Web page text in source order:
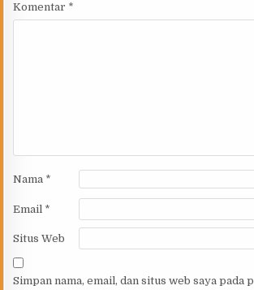
Komentar *
Nama *
Email *
Situs Web
Simpan nama, email, dan situs web saya pada